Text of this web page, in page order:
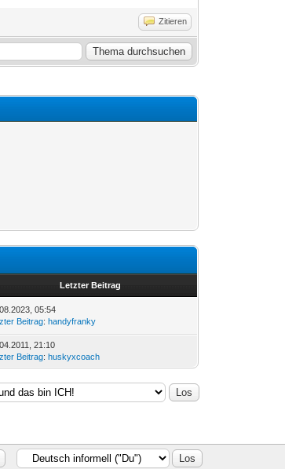
Zitieren
Letzter Beitrag
05:54
Beitrag:handyfranky
21:10
Beitrag:huskyxcoach